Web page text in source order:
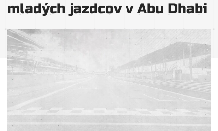
mladých jazdcov v Abu Dhabi